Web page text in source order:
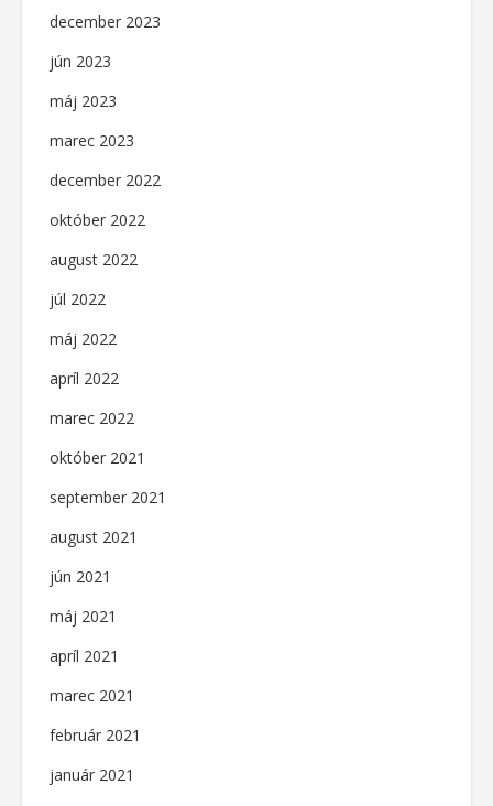
december 2023
jún 2023
máj 2023
marec 2023
december 2022
október 2022
august 2022
júl 2022
máj 2022
apríl 2022
marec 2022
október 2021
september 2021
august 2021
jún 2021
máj 2021
apríl 2021
marec 2021
február 2021
január 2021